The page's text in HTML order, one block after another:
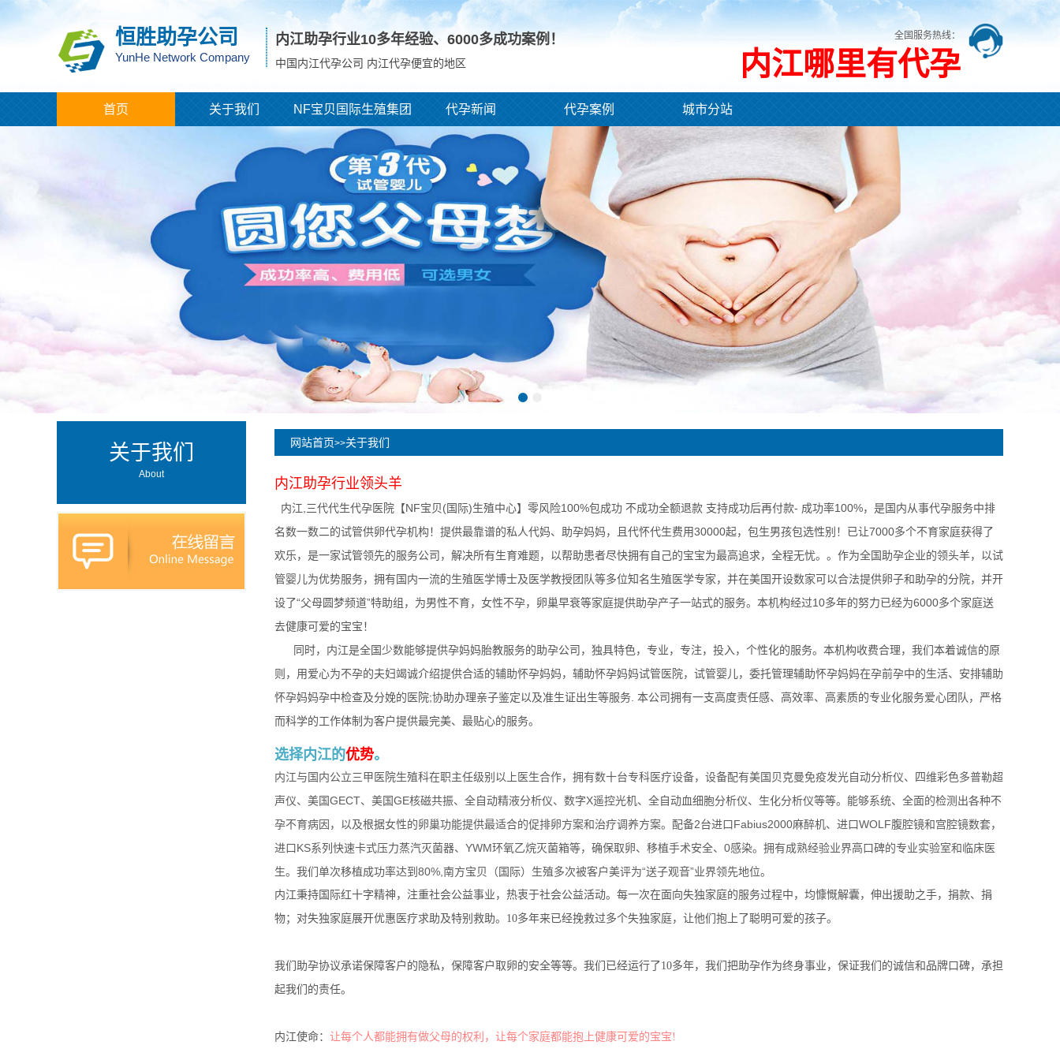
恒胜助孕公司
YunHe Network Company
内江助孕行业10多年经验、 6000多成功案例！
中国内江代孕公司 内江代孕便宜的地区
全国服务热线：
内江哪里有代孕
首页 关于我们 NF宝贝国际生殖集团 代孕新闻 代孕案例 城市分站
关于我们
About
网站首页>>关于我们
内江助孕行业领头羊
内江,三代代生代孕医院【NF宝贝(国际)生殖中心】零风险100%包成功 不成功全额退款 支持成功后再付款- 成功率100%，是国内从事代孕服务中排
名数一数二的试管供卵代孕机构！提供最靠谱的私人代妈、助孕妈妈，且代怀代生费用30000起，包生男孩包选性别！已让7000多个不育家庭获得了
欢乐，是一家试管领先的服务公司，解决所有生育难题，以帮助患者尽快拥有自己的宝宝为最高追求，全程无忧。。作为全国助孕企业的领头羊，以试
管婴儿为优势服务，拥有国内一流的生殖医学博士及医学教授团队等多位知名生殖医学专家，并在美国开设数家可以合法提供卵子和助孕的分院，并开
设了“父母圆梦频道”特助组，为男性不育，女性不孕，卵巢早衰等家庭提供助孕产子一站式的服务。本机构经过10多年的努力已经为6000多个家庭送
去健康可爱的宝宝！
同时，内江是全国少数能够提供孕妈妈胎教服务的助孕公司，独具特色，专业，专注，投入，个性化的服务。本机构收费合理，我们本着诚信的原
则，用爱心为不孕的夫妇竭诚介绍提供合适的辅助怀孕妈妈，辅助怀孕妈妈试管医院，试管婴儿，委托管理辅助怀孕妈妈在孕前孕中的生活、安排辅助
怀孕妈妈孕中检查及分娩的医院;协助办理亲子鉴定以及准生证出生等服务. 本公司拥有一支高度责任感、高效率、高素质的专业化服务爱心团队，严格
而科学的工作体制为客户提供最完美、最贴心的服务。
选择内江的优势。
内江与国内公立三甲医院生殖科在职主任级别以上医生合作，拥有数十台专科医疗设备，设备配有美国贝克曼免疫发光自动分析仪、四维彩色多普勒超
声仪、美国GECT、美国GE核磁共振、全自动精液分析仪、数字X遥控光机、全自动血细胞分析仪、生化分析仪等等。能够系统、全面的检测出各种不
孕不育病因，以及根据女性的卵巢功能提供最适合的促排卵方案和治疗调养方案。配备2台进口Fabius2000麻醉机、进口WOLF腹腔镜和宫腔镜数套，
进口KS系列快速卡式压力蒸汽灭菌器、YWM环氧乙烷灭菌箱等，确保取卵、移植手术安全、0感染。拥有成熟经验业界高口碑的专业实验室和临床医
生。我们单次移植成功率达到80%,南方宝贝（国际）生殖多次被客户美评为“送子观音”业界领先地位。
内江秉持国际红十字精神，注重社会公益事业，热衷于社会公益活动。每一次在面向失独家庭的服务过程中，均慷慨解囊，伸出援助之手，捐款、捐
物；对失独家庭展开优惠医疗求助及特别救助。10多年来已经挽救过多个失独家庭，让他们抱上了聪明可爱的孩子。
我们助孕协议承诺保障客户的隐私，保障客户取卵的安全等等。我们已经运行了10多年，我们把助孕作为终身事业，保证我们的诚信和品牌口碑，承担
起我们的责任。
内江使命： 让每个人都能拥有做父母的权利，让每个家庭都能抱上健康可爱的宝宝!